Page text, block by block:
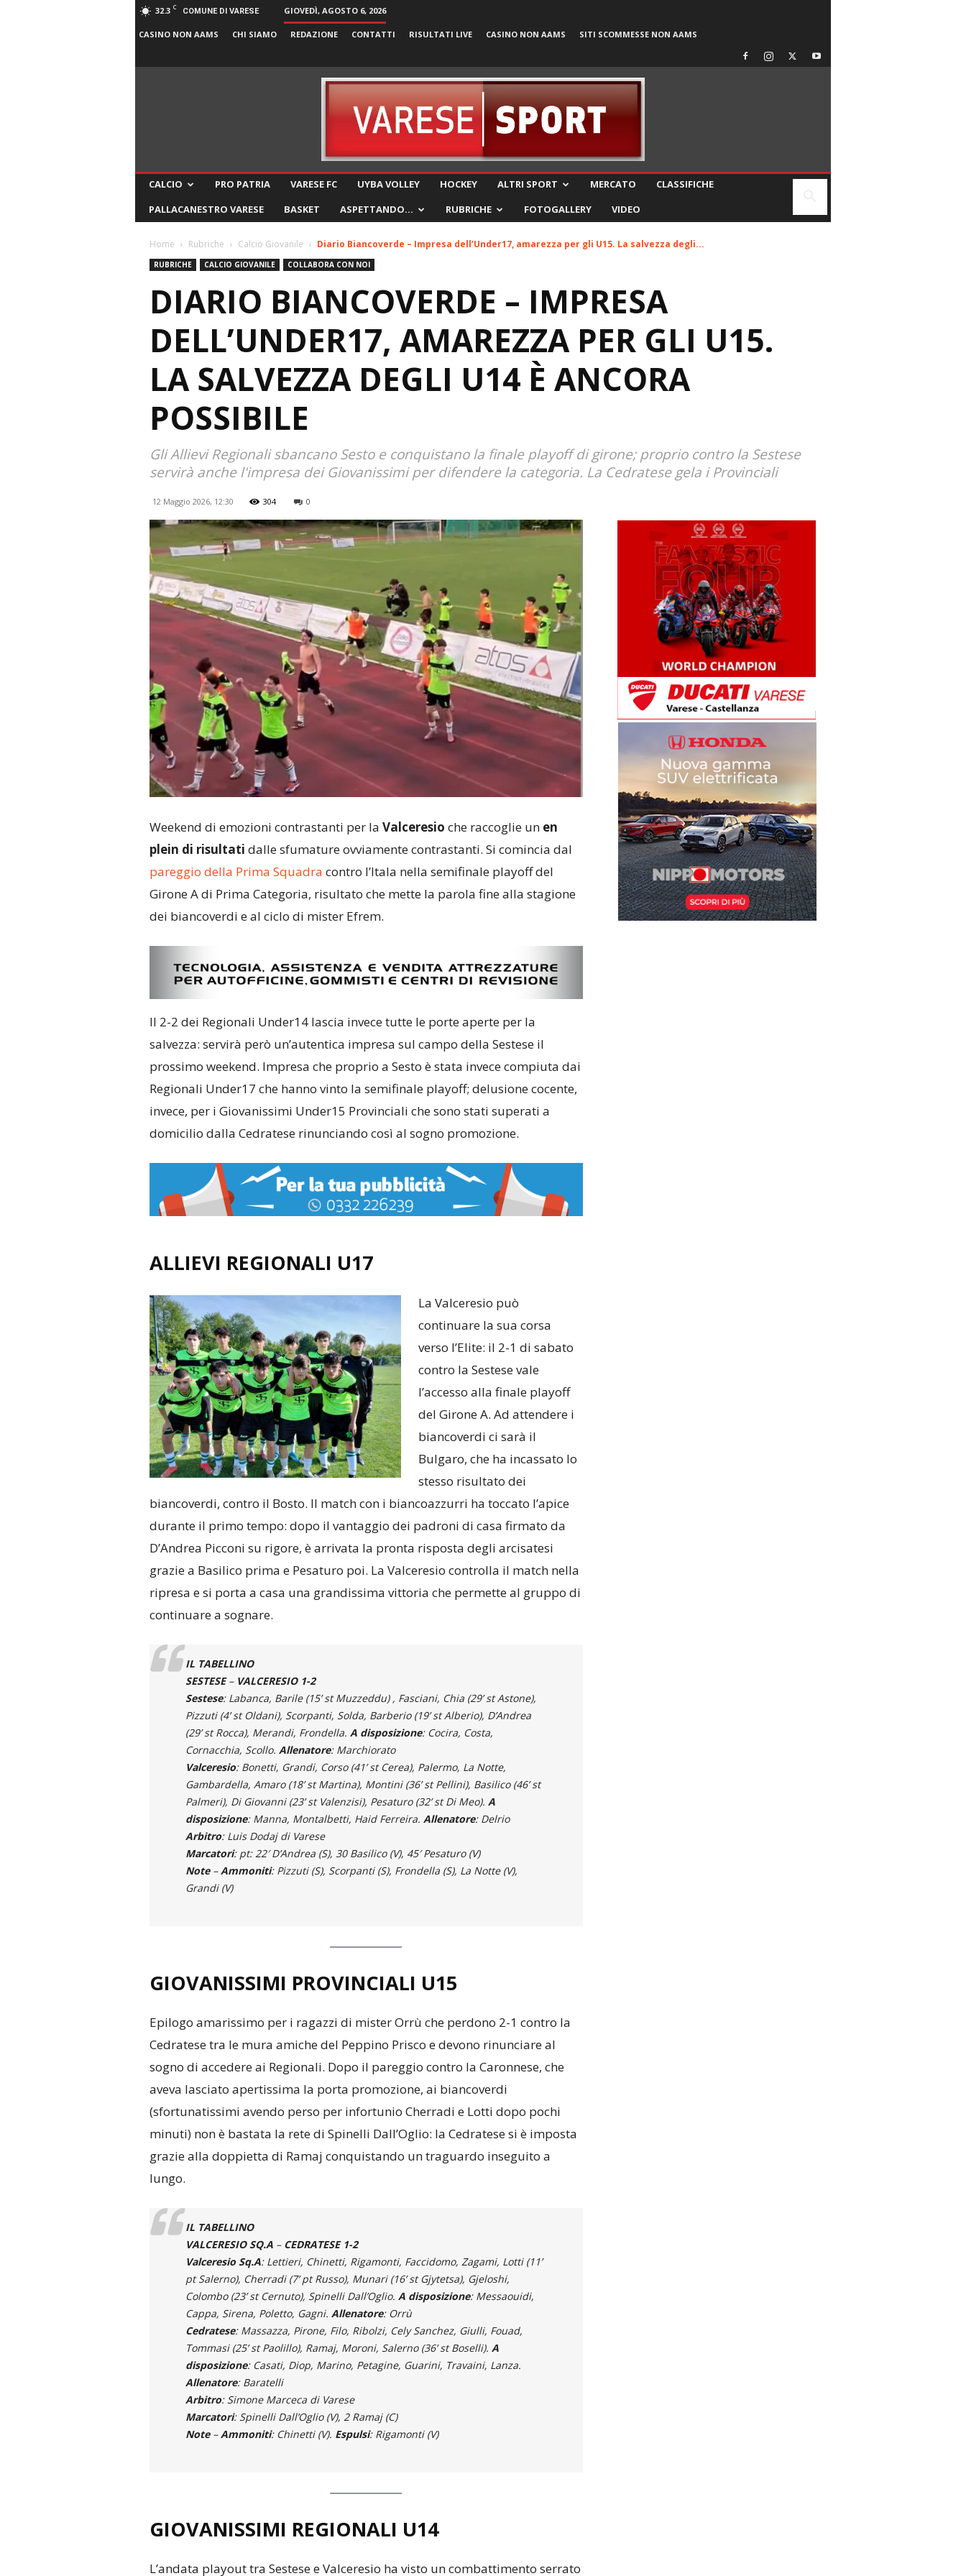
32.3 C COMUNE DI VARESE GIOVEDÌ, AGOSTO 6, 2026
CASINO NON AAMS CHI SIAMO REDAZIONE CONTATTI RISULTATI LIVE CASINO NON AAMS SITI SCOMMESSE NON AAMS
CALCIO PRO PATRIA VARESE FC UYBA VOLLEY HOCKEY ALTRI SPORT MERCATO
CLASSIFICHE
PALLACANESTRO VARESE
BASKET ASPETTANDO… RUBRICHE FOTOGALLERY VIDEO
Home Rubriche Calcio Giovanile Diario Biancoverde – Impresa dell’Under17, amarezza per gli U15. La salvezza degli...
RUBRICHE CALCIO GIOVANILE COLLABORA CON NOI
DIARIO BIANCOVERDE – IMPRESA
DELL’UNDER17, AMAREZZA PER GLI U15.
LA SALVEZZA DEGLI U14 È ANCORA
POSSIBILE
Gli Allievi Regionali sbancano Sesto e conquistano la finale playoff di girone; proprio contro la Sestese
servirà anche l'impresa dei Giovanissimi per difendere la categoria. La Cedratese gela i Provinciali
12 Maggio 2026, 12:30 304 0
Weekend di emozioni contrastanti per la Valceresio che raccoglie unen
plein di risultati dalle sfumature ovviamente contrastanti. Si comincia dal
pareggio della Prima Squadra contro l’Itala nella semifinale playoff del
Girone A di Prima Categoria, risultato che mette la parola fine alla stagione
dei biancoverdi e al ciclo di mister Efrem.
Il 2-2 dei Regionali Under14 lascia invece tutte le porte aperte per la
salvezza: servirà però un’autentica impresa sul campo della Sestese il
prossimo weekend. Impresa che proprio a Sesto è stata invece compiuta dai
Regionali Under17 che hanno vinto la semifinale playoff; delusione cocente,
invece, per i Giovanissimi Under15 Provinciali che sono stati superati a
domicilio dalla Cedratese rinunciando così al sogno promozione.
ALLIEVI REGIONALI U17
La Valceresio può
continuare la sua corsa
verso l’Elite: il 2-1 di sabato
contro la Sestese vale
l’accesso alla finale playoff
del Girone A. Ad attendere i
biancoverdi ci sarà il
Bulgaro, che ha incassato lo
stesso risultato dei
biancoverdi, contro il Bosto. Il match con i biancoazzurri ha toccato l’apice
durante il primo tempo: dopo il vantaggio dei padroni di casa firmato da
D’Andrea Picconi su rigore, è arrivata la pronta risposta degli arcisatesi
grazie a Basilico prima e Pesaturo poi. La Valceresio controlla il match nella
ripresa e si porta a casa una grandissima vittoria che permette al gruppo di
continuare a sognare.
IL TABELLINO
SESTESE– VALCERESIO 1-2
Sestese: Labanca, Barile (15’ st Muzzeddu) , Fasciani, Chia (29’ st Astone),
Pizzuti (4’ st Oldani), Scorpanti, Solda, Barberio (19’ st Alberio), D’Andrea
(29’ st Rocca), Merandi, Frondella. A disposizione: Cocira, Costa,
Cornacchia, Scollo. Allenatore: Marchiorato
Valceresio: Bonetti, Grandi, Corso (41’ st Cerea), Palermo, La Notte,
Gambardella, Amaro (18’ st Martina), Montini (36’ st Pellini), Basilico (46’ st
Palmeri), Di Giovanni (23’ st Valenzisi), Pesaturo (32’ st Di Meo). A
disposizione: Manna, Montalbetti, Haid Ferreira. Allenatore: Delrio
Arbitro: Luis Dodaj di Varese
Marcatori: pt: 22′ D’Andrea (S), 30 Basilico (V), 45′ Pesaturo (V)
Note–Ammoniti: Pizzuti (S), Scorpanti (S), Frondella (S), La Notte (V),
Grandi (V)
GIOVANISSIMI PROVINCIALI U15
Epilogo amarissimo per i ragazzi di mister Orrù che perdono 2-1 contro la
Cedratese tra le mura amiche del Peppino Prisco e devono rinunciare al
sogno di accedere ai Regionali. Dopo il pareggio contro la Caronnese, che
aveva lasciato apertissima la porta promozione, ai biancoverdi
(sfortunatissimi avendo perso per infortunio Cherradi e Lotti dopo pochi
minuti) non è bastata la rete di Spinelli Dall’Oglio: la Cedratese si è imposta
grazie alla doppietta di Ramaj conquistando un traguardo inseguito a
lungo.
IL TABELLINO
VALCERESIO SQ.A– CEDRATESE 1-2
Valceresio Sq.A: Lettieri, Chinetti, Rigamonti, Faccidomo, Zagami, Lotti (11’
pt Salerno), Cherradi (7’ pt Russo), Munari (16’ st Gjytetsa), Gjeloshi,
Colombo (23’ st Cernuto), Spinelli Dall’Oglio. A disposizione: Messaouidi,
Cappa, Sirena, Poletto, Gagni. Allenatore: Orrù
Cedratese: Massazza, Pirone, Filo, Ribolzi, Cely Sanchez, Giulli, Fouad,
Tommasi (25’ st Paolillo), Ramaj, Moroni, Salerno (36’ st Boselli). A
disposizione: Casati, Diop, Marino, Petagine, Guarini, Travaini, Lanza.
Allenatore: Baratelli
Arbitro: Simone Marceca di Varese
Marcatori: Spinelli Dall’Oglio (V), 2 Ramaj (C)
Note–Ammoniti: Chinetti (V). Espulsi: Rigamonti (V)
GIOVANISSIMI REGIONALI U14
L’andata playout tra Sestese e Valceresio ha visto un combattimento serrato